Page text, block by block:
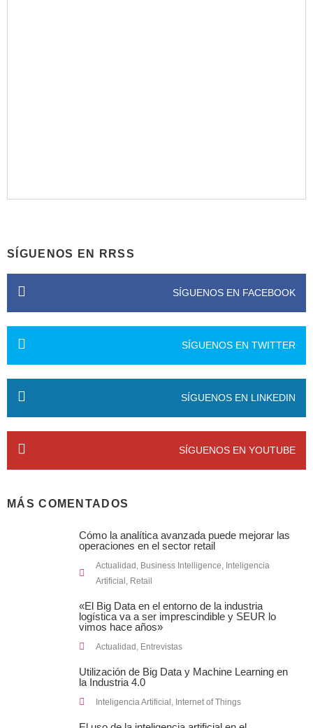
SÍGUENOS EN RRSS
SÍGUENOS EN FACEBOOK
SÍGUENOS EN TWITTER
SÍGUENOS EN LINKEDIN
SÍGUENOS EN YOUTUBE
MÁS COMENTADOS
Cómo la analítica avanzada puede mejorar las
operaciones en el sector retail
Actualidad Business Intelligence Inteligencia
Artificial Retail
«El Big Data en el entorno de la industria
logística va a ser imprescindible y SEUR lo
vimos hace años»
Actualidad, Entrevistas
Utilización de Big Data y Machine Learning en
la Industria 4.0
Inteligencia Artificial , Internet of Things